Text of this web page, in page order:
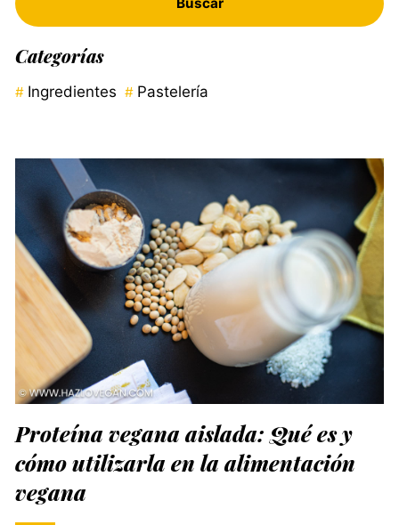
Categorías
Ingredientes Pastelería
Proteína vegana aislada: Qué es y
cómo utilizarla en la alimentación
vegana